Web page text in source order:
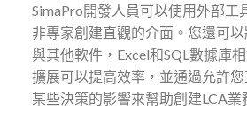
SimaPro開發人員可以使用外部工
非專家創建直觀的介面。您還可
與其他軟件，Excel和SQL數據庫
擴展可以提高效率，並通過允許
某些決策的影響來幫助創建LCA業